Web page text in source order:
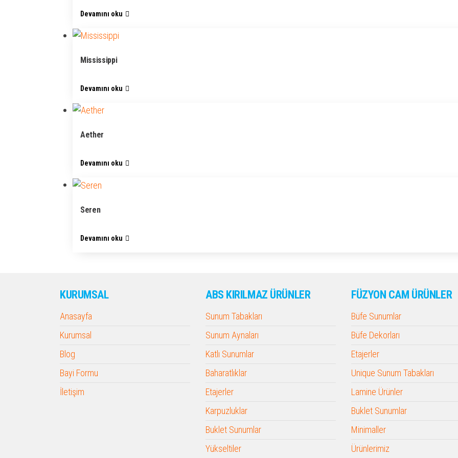
Devamını oku
Mississippi
Devamını oku
Aether
Devamını oku
Seren
Devamını oku
KURUMSAL
Anasayfa
Kurumsal
Blog
Bayi Formu
İletişim
ABS KIRILMAZ ÜRÜNLER
Sunum Tabakları
Sunum Aynaları
Katlı Sunumlar
Baharatlıklar
Etajerler
Karpuzluklar
Buklet Sunumlar
Yükseltiler
FÜZYON CAM ÜRÜNLER
Büfe Sunumlar
Büfe Dekorları
Etajerler
Unique Sunum Tabakları
Lamine Ürünler
Buklet Sunumlar
Minimaller
Ürünlerimiz